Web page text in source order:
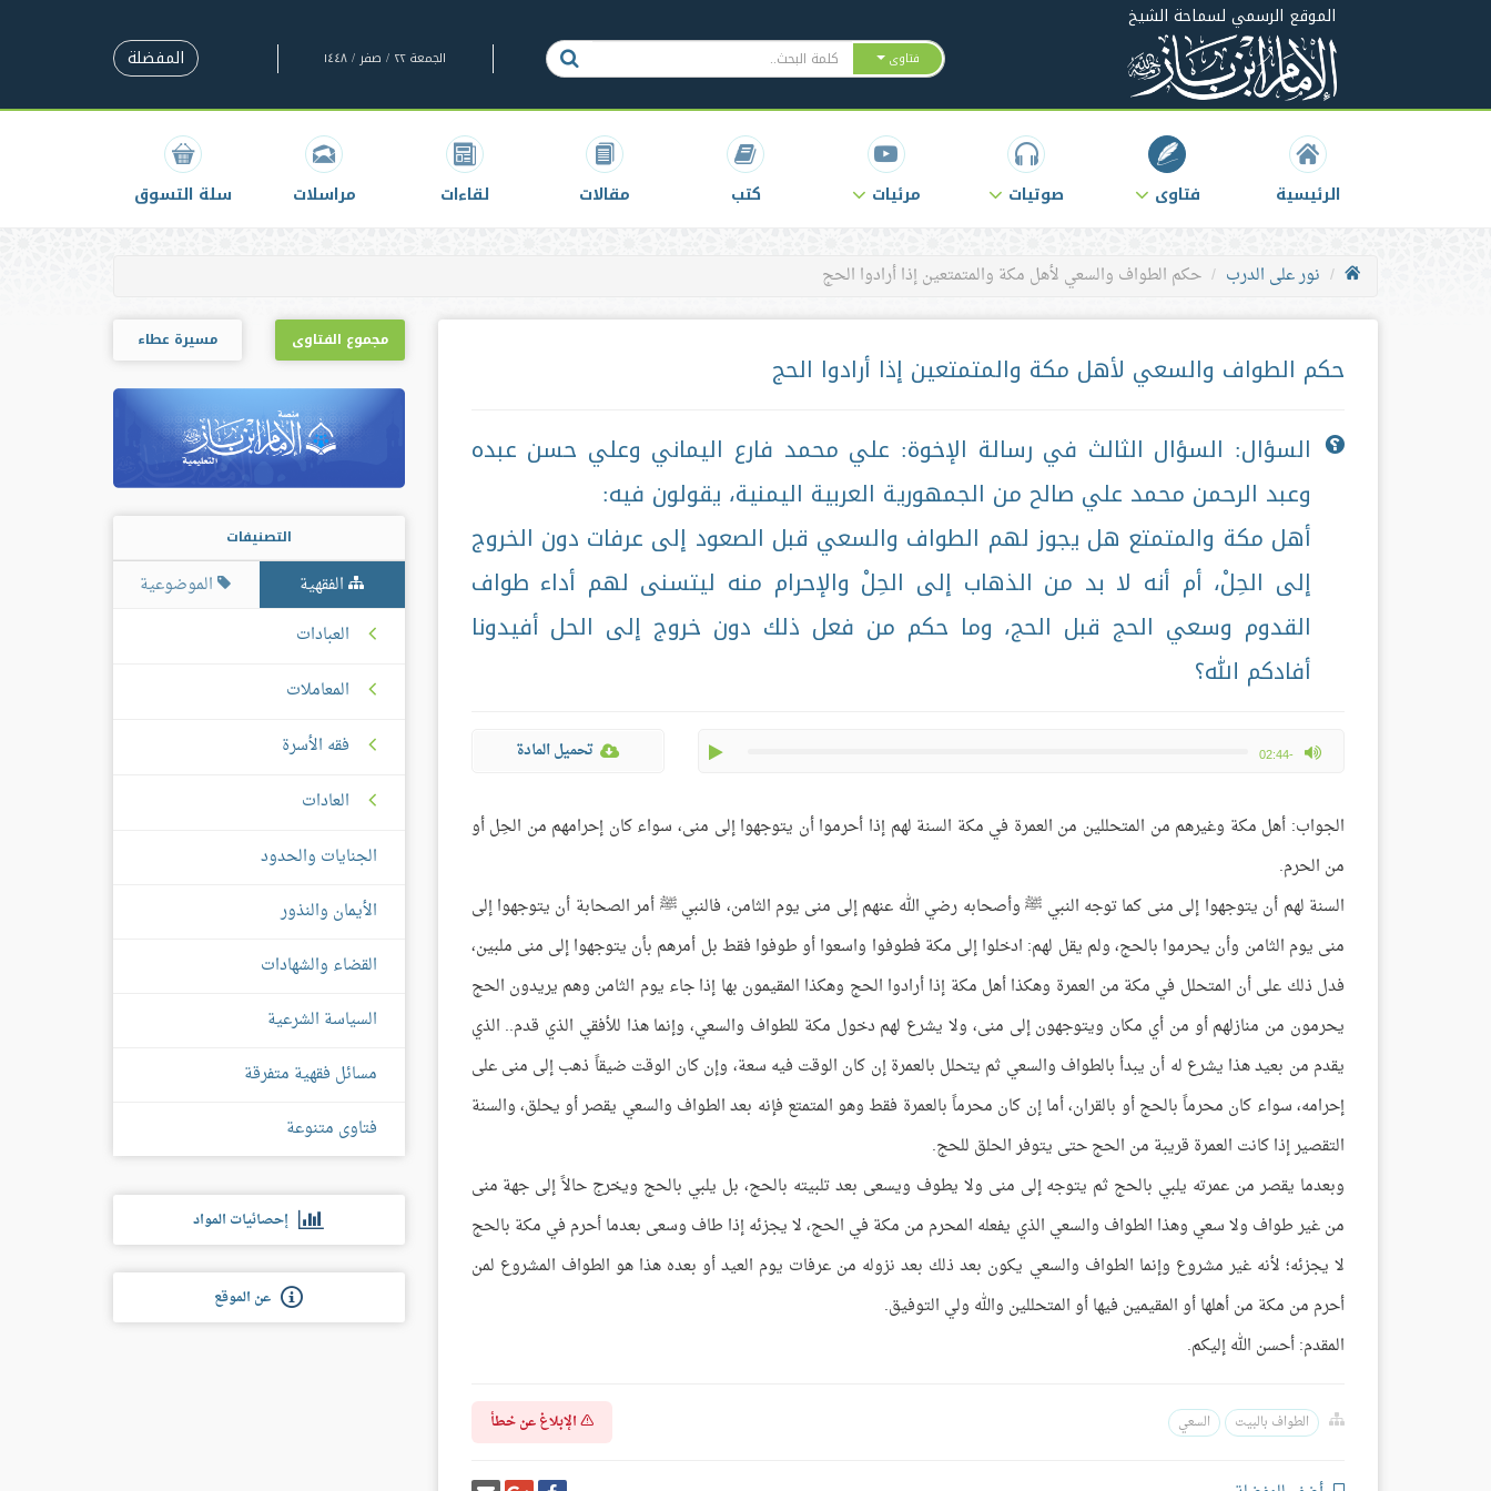
الموقع الرسمي لسماحة الشيخ
فتاوى الجمعة ٢٢ / صفر / ١٤٤٨ المفضلة
الرئيسية فتاوى صوتيات مرئيات كتب مقالات لقاءات مراسلات سلة التسوق
نور على الدرب حكم الطواف والسعي لأهل مكة والمتمتعين إذا أرادوا الحج
حكم الطواف والسعي لأهل مكة والمتمتعين إذا أرادوا الحج
السؤال: السؤال الثالث في رسالة الإخوة: علي محمد فارع اليماني وعلي حسن عبده
وعبد الرحمن محمد علي صالح من الجمهورية العربية اليمنية، يقولون فيه:
أهل مكة والمتمتع هل يجوز لهم الطواف والسعي قبل الصعود إلى عرفات دون الخروج
إلى الحِلْ، أم أنه لا بد من الذهاب إلى الحِلْ والإحرام منه ليتسنى لهم أداء طواف
القدوم وسعي الحج قبل الحج، وما حكم من فعل ذلك دون خروج إلى الحل أفيدونا
أفادكم الله؟
-02:44
max volume تحميل المادة
الجواب: أهل مكة وغيرهم من المتحللين من العمرة في مكة السنة لهم إذا أحرموا أن يتوجهوا إلى منى، سواء كان إحرامهم من الحِل أو
من الحرم.
السنة لهم أن يتوجهوا إلى منى كما توجه النبي ﷺ وأصحابه رضي الله عنهم إلى منى يوم الثامن، فالنبي ﷺ أمر الصحابة أن يتوجهوا إلى
منى يوم الثامن وأن يحرموا بالحج، ولم يقل لهم: ادخلوا إلى مكة فطوفوا واسعوا أو طوفوا فقط بل أمرهم بأن يتوجهوا إلى منى ملبين،
فدل ذلك على أن المتحلل في مكة من العمرة وهكذا أهل مكة إذا أرادوا الحج وهكذا المقيمون بها إذا جاء يوم الثامن وهم يريدون الحج
يحرمون من منازلهم أو من أي مكان ويتوجهون إلى منى، ولا يشرع لهم دخول مكة للطواف والسعي، وإنما هذا للأفقي الذي قدم.. الذي
يقدم من بعيد هذا يشرع له أن يبدأ بالطواف والسعي ثم يتحلل بالعمرة إن كان الوقت فيه سعة، وإن كان الوقت ضيقاً ذهب إلى منى على
إحرامه، سواء كان محرماً بالحج أو بالقران، أما إن كان محرماً بالعمرة فقط وهو المتمتع فإنه بعد الطواف والسعي يقصر أو يحلق، والسنة
التقصير إذا كانت العمرة قريبة من الحج حتى يتوفر الحلق للحج.
وبعدما يقصر من عمرته يلبي بالحج ثم يتوجه إلى منى ولا يطوف ويسعى بعد تلبيته بالحج، بل يلبي بالحج ويخرج حالاً إلى جهة منى
من غير طواف ولا سعي وهذا الطواف والسعي الذي يفعله المحرم من مكة في الحج، لا يجزئه إذا طاف وسعى بعدما أحرم في مكة بالحج
لا يجزئه؛ لأنه غير مشروع وإنما الطواف والسعي يكون بعد ذلك بعد نزوله من عرفات يوم العيد أو بعده هذا هو الطواف المشروع لمن
أحرم من مكة من أهلها أو المقيمين فيها أو المتحللين والله ولي التوفيق.
المقدم: أحسن الله إليكم.
الطواف بالبيت السعي الإبلاغ عن خطأ
مجموع الفتاوى مسيرة عطاء
التصنيفات
الفقهية
الموضوعية
العبادات
المعاملات
فقه الأسرة
العادات
الجنايات والحدود
الأيمان والنذور
القضاء والشهادات
السياسة الشرعية
مسائل فقهية متفرقة
فتاوى متنوعة
إحصائيات المواد
عن الموقع